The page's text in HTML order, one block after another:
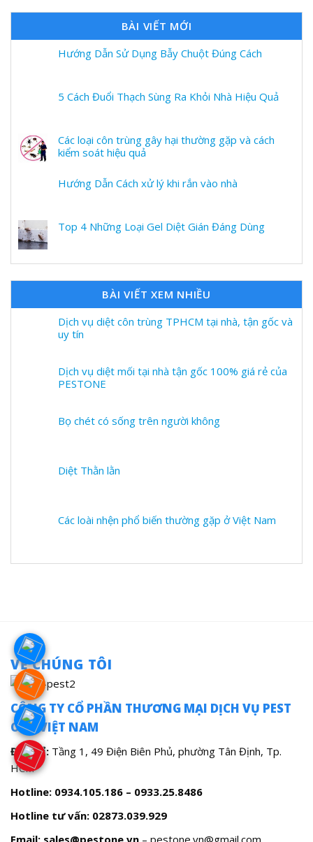
BÀI VIẾT MỚI
Hướng Dẫn Sử Dụng Bẫy Chuột Đúng Cách
5 Cách Đuổi Thạch Sùng Ra Khỏi Nhà Hiệu Quả
Các loại côn trùng gây hại thường gặp và cách
kiểm soát hiệu quả
Hướng Dẫn Cách xử lý khi rắn vào nhà
Top 4 Những Loại Gel Diệt Gián Đáng Dùng
BÀI VIẾT XEM NHIỀU
Dịch vụ diệt côn trùng TPHCM tại nhà, tận gốc và
uy tín
Dịch vụ diệt mối tại nhà tận gốc 100% giá rẻ của
PESTONE
Bọ chét có sống trên người không
Diệt Thằn lằn
Các loài nhện phổ biến thường gặp ở Việt Nam
VỀ CHÚNG TÔI
CÔNG TY CỔ PHẦN THƯƠNG MẠI DỊCH VỤ PEST
ONE VIỆT NAM
Địa chỉ: Tầng 1, 49 Điện Biên Phủ, phường Tân Định, Tp.
HCM
Hotline: 0934.105.186 – 0933.25.8486
Hotline tư vấn: 02873.039.929
Email: sales@pestone.vn – pestone.vn@gmail.com